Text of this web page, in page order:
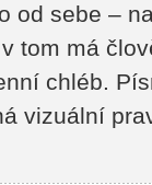
od sebe –
tom má
chléb.
vizuální